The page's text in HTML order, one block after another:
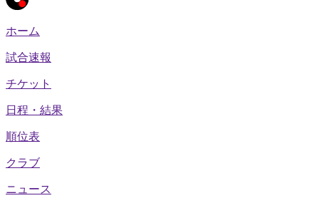
ホーム
試合速報
チケット
日程・結果
順位表
クラブ
ニュース